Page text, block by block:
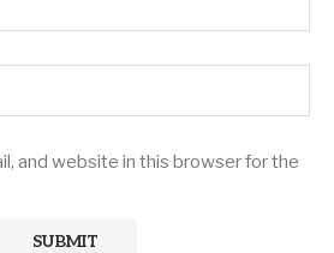
and website in this browser for the